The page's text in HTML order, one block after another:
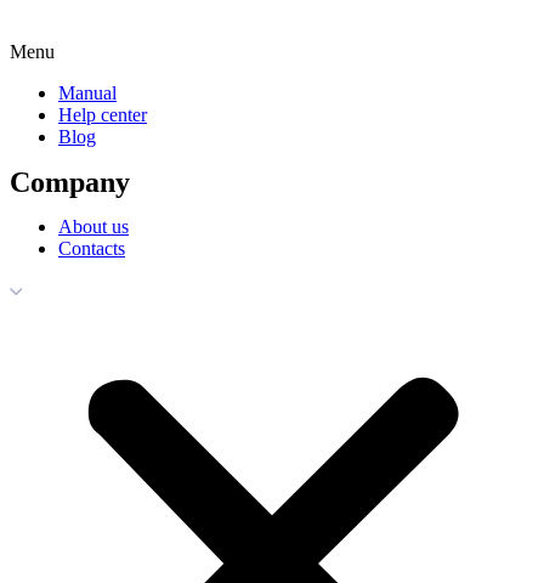
Menu
Manual
Help center
Blog
Company
About us
Contacts